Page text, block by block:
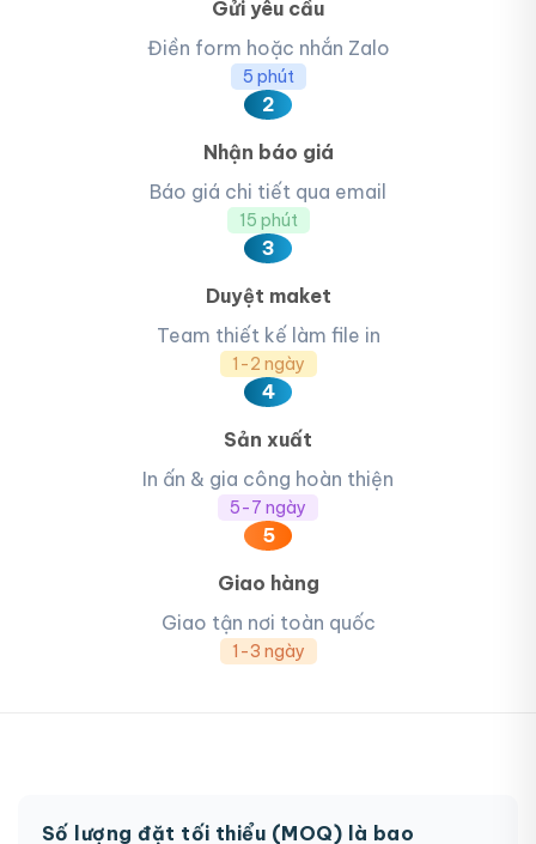
Gửi yêu cầu
Điền form hoặc nhắn Zalo
5 phút
2
Nhận báo giá
Báo giá chi tiết qua email
15 phút
3
Duyệt maket
Team thiết kế làm file in
1-2 ngày
4
Sản xuất
In ấn & gia công hoàn thiện
5-7 ngày
5
Giao hàng
Giao tận nơi toàn quốc
1-3 ngày
Số lượng đặt tối thiểu (MOQ) là bao